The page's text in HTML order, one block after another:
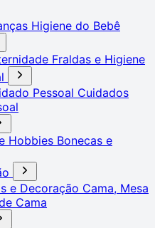
Higiene do Bebê
Fraldas e Higiene
Pessoal Cuidados
Hobbies Bonecas e
e Decoração Cama, Mesa
Cama